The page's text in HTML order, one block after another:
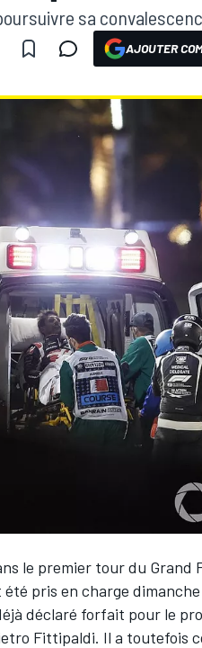
sa
AJOUTER
le premier tour du Grand
pris en charge
déclaré forfait pour le
Fittipaldi. Il a toutefois